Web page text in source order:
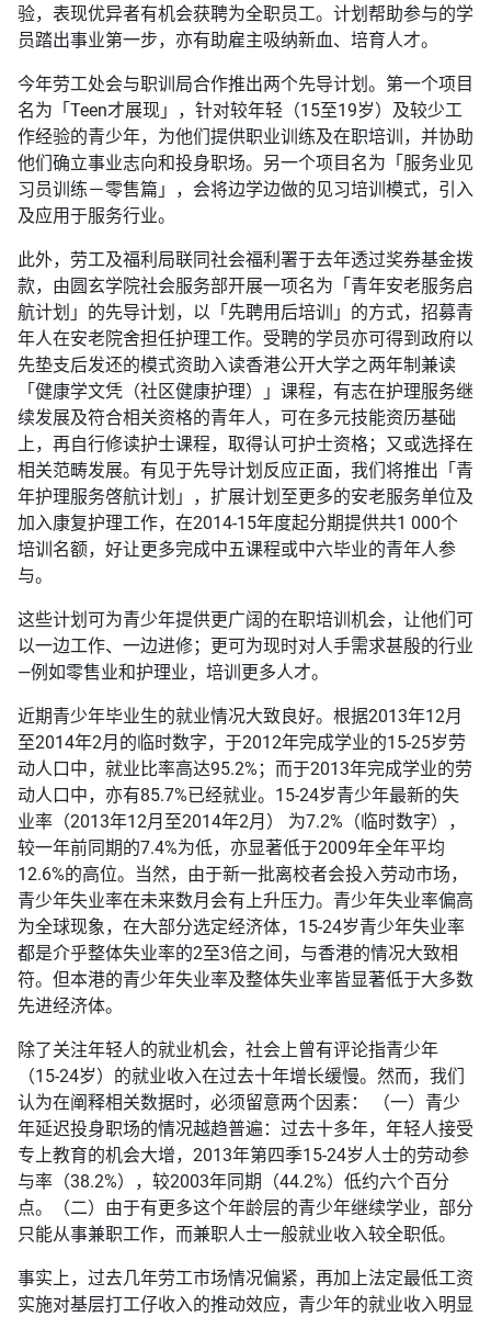
验，表现优异者有机会获聘为全职员工。计划帮助参与的学
员踏出事业第一步，亦有助雇主吸纳新血、培育人才。
今年劳工处会与职训局合作推出两个先导计划。第一个项目
名为「Teen才展现」，针对较年轻（15至19岁）及较少工
作经验的青少年，为他们提供职业训练及在职培训，并协助
他们确立事业志向和投身职场。另一个项目名为「服务业见
习员训练－零售篇」，会将边学边做的见习培训模式，引入
及应用于服务行业。
此外，劳工及福利局联同社会福利署于去年透过奖券基金拨
款，由圆玄学院社会服务部开展一项名为「青年安老服务启
航计划」的先导计划，以「先聘用后培训」的方式，招募青
年人在安老院舍担任护理工作。受聘的学员亦可得到政府以
先垫支后发还的模式资助入读香港公开大学之两年制兼读
「健康学文凭（社区健康护理）」课程，有志在护理服务继
续发展及符合相关资格的青年人，可在多元技能资历基础
上，再自行修读护士课程，取得认可护士资格；又或选择在
相关范畴发展。有见于先导计划反应正面，我们将推出「青
年护理服务啓航计划」，扩展计划至更多的安老服务单位及
加入康复护理工作，在2014-15年度起分期提供共1 000个
培训名额，好让更多完成中五课程或中六毕业的青年人参
与。
这些计划可为青少年提供更广阔的在职培训机会，让他们可
以一边工作、一边进修；更可为现时对人手需求甚殷的行业
—例如零售业和护理业，培训更多人才。
近期青少年毕业生的就业情况大致良好。根据2013年12月
至2014年2月的临时数字，于2012年完成学业的15-25岁劳
动人口中，就业比率高达95.2%；而于2013年完成学业的劳
动人口中，亦有85.7%已经就业。15-24岁青少年最新的失
业率（2013年12月至2014年2月） 为7.2%（临时数字），
较一年前同期的7.4%为低，亦显著低于2009年全年平均
12.6%的高位。当然，由于新一批离校者会投入劳动市场，
青少年失业率在未来数月会有上升压力。青少年失业率偏高
为全球现象，在大部分选定经济体，15-24岁青少年失业率
都是介乎整体失业率的2至3倍之间，与香港的情况大致相
符。但本港的青少年失业率及整体失业率皆显著低于大多数
先进经济体。
除了关注年轻人的就业机会，社会上曾有评论指青少年
（15-24岁）的就业收入在过去十年增长缓慢。然而，我们
认为在阐释相关数据时，必须留意两个因素： （一）青少
年延迟投身职场的情况越趋普遍：过去十多年，年轻人接受
专上教育的机会大增，2013年第四季15-24岁人士的劳动参
与率（38.2%），较2003年同期（44.2%）低约六个百分
点。（二）由于有更多这个年龄层的青少年继续学业，部分
只能从事兼职工作，而兼职人士一般就业收入较全职低。
事实上，过去几年劳工市场情况偏紧，再加上法定最低工资
实施对基层打工仔收入的推动效应，青少年的就业收入明显